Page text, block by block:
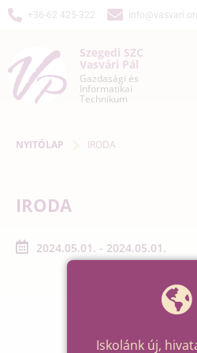
+36-62 425-322
Szegedi SZC
Vasvári Pál
Gazdasági és
Informatikai
Technikum
NYITÓLAP IRODA
IRODA
2024.05.01. - 2024.05.01.
Iskolánk új,